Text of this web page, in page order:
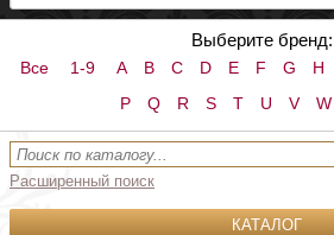
Выберите бренд:
Все 1-9 A B C D E F G H
P
Q R S T U V W
Расширенный поиск
КАТАЛОГ